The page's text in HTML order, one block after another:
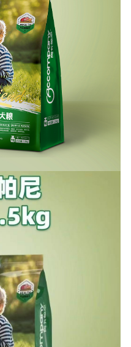
品牌活动
联系我们